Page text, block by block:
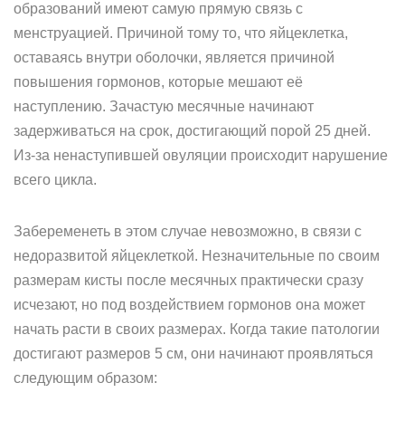
образований имеют самую прямую связь с
менструацией. Причиной тому то, что яйцеклетка,
оставаясь внутри оболочки, является причиной
повышения гормонов, которые мешают её
наступлению. Зачастую месячные начинают
задерживаться на срок, достигающий порой 25 дней.
Из-за ненаступившей овуляции происходит нарушение
всего цикла.
Забеременеть в этом случае невозможно, в связи с
недоразвитой яйцеклеткой. Незначительные по своим
размерам кисты после месячных практически сразу
исчезают, но под воздействием гормонов она может
начать расти в своих размерах. Когда такие патологии
достигают размеров 5 см, они начинают проявляться
следующим образом: